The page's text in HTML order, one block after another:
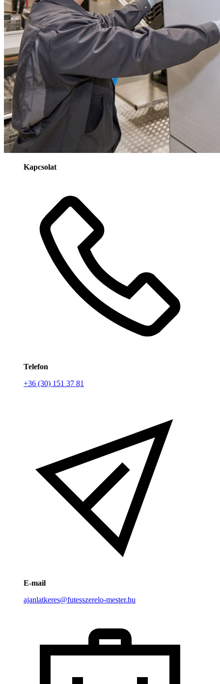
Kapcsolat
Telefon
+36 (30) 151 37 81
E-mail
ajanlatkeres@futesszerelo-mester.hu